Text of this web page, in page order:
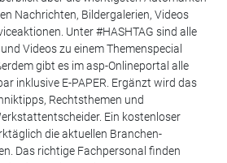
Nachrichten, Bildergalerien, Videos
Unter #HASHTAG sind alle
Videos zu einem Themenspecial
gibt es im asp-Onlineportal alle
inklusive E-PAPER. Ergänzt wird das
Rechtsthemen und
Ein kostenloser
die aktuellen Branchen-
Das richtige Fachpersonal finden